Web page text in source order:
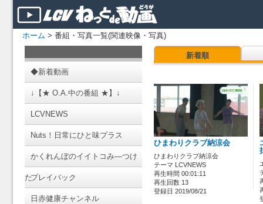
ホーム > 番組・写真一覧(関連映像・写真)
◆新着動画
↓【★ O.A.中の番組 ★】↓
LCVNEWS
Nuts！日常にひと味プラス
かくれんぼのイイトコみ―つけ
たプレイバック
日赤健康チャンネル
新着順
ひまわりクラブ納涼会
ひまわりクラブ納涼会
テーマ LCVNEWS
再生時間 00:01:11
再生回数 13
登録日 2019/08/21